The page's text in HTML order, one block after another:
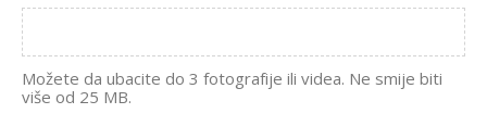
Možete da ubacite do 3 fotografije ili videa. Ne smije biti
više od 25 MB.